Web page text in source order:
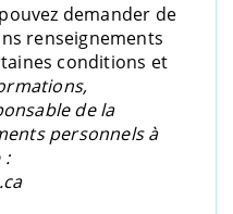
demander de
renseignements
conditions et
de la
personnels à
: